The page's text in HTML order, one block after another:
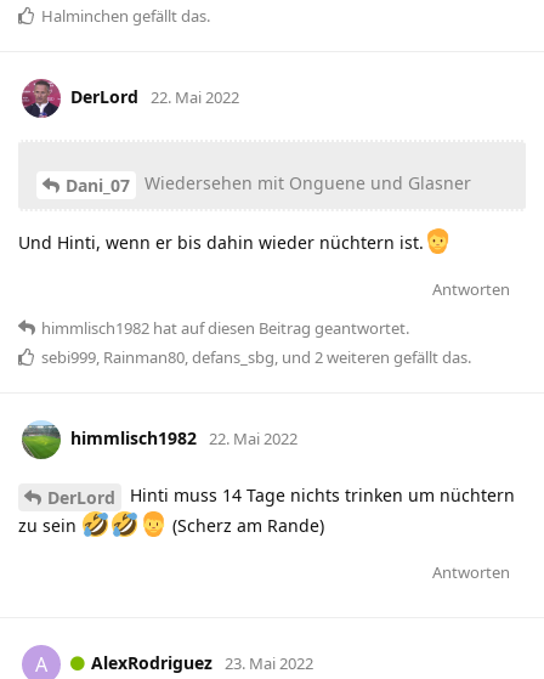
Halminchen gefällt das.
DerLord 22. Mai 2022
Dani_07 Wiedersehen mit Onguene und Glasner
Und Hinti, wenn er bis dahin wieder nüchtern ist.
Antworten
himmlisch1982 hatauf diesen Beitrag geantwortet.
sebi999, Rainman80,defans_sbg, und 2weiteren gefällt das.
himmlisch1982 22. Mai 2022
DerLord
Hinti muss 14 Tage nichts trinken um nüchtern
zu sein
(Scherz am Rande)
Antworten
A AlexRodriguez 23. Mai 2022